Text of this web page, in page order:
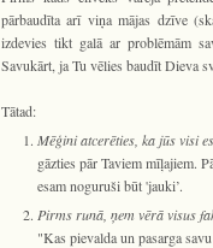
pārbaudīta arī viņa mājas dzīve
izdevies tikt galā ar problēmām
Savukārt, ja Tu vēlies baudīt Dieva
Tātad:
Mēģini atcerēties, ka jūs visi
gāzties pār Taviem mīļajiem.
esam noguruši būt 'jauki’.
Pirms runā, ņem vērā visus
"Kas pievalda un pasarga